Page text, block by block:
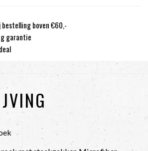
boven €60,-
garantie